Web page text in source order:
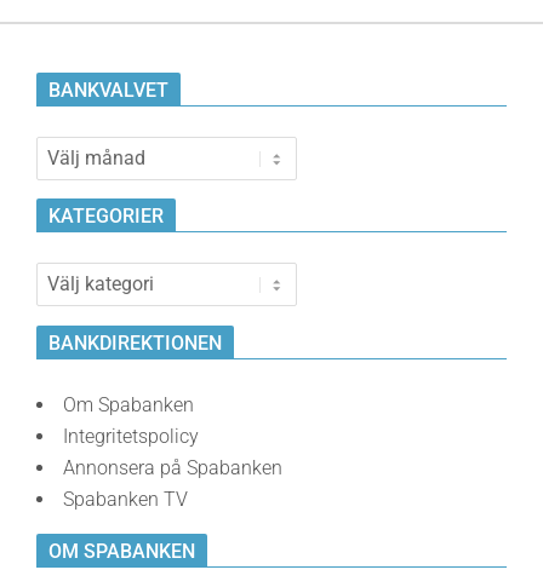
BANKVALVET
Bankvalvet
KATEGORIER
Kategorier
BANKDIREKTIONEN
Om Spabanken
Integritetspolicy
Annonsera på Spabanken
Spabanken TV
OM SPABANKEN